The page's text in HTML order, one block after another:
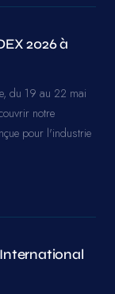
2026 à
du 19 au 22 mai
notre
pour l'industrie